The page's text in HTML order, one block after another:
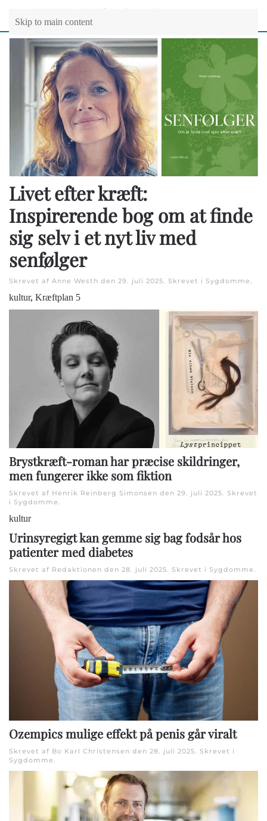
Skip to main content
Livet efter kræft:
Inspirerende bog om at finde
sig selv i et nyt liv med
senfølger
Skrevet af Anne Westh den 29. juli 2025 . Skrevet i Sygdomme
kultur, Kræftplan 5
Brystkræft-roman har præcise skildringer,
men fungerer ikke som fiktion
Skrevet af Henrik Reinberg Simonsen den 29. juli 2025. Skrevet
i Sygdomme.
kultur
Urinsyregigt kan gemme sig bag fodsår hos
patienter med diabetes
Skrevet af Redaktionen den 28. juli 2025. Skrevet i Sygdomme.
Ozempics mulige effekt på penis går viralt
Skrevet af Bo Karl Christensen den 28. juli 2025. Skrevet i
Sygdomme.